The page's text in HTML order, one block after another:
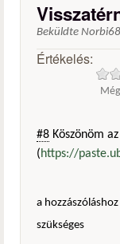
Beküldte
Értékelés:
#8 Köszönöm
(https://
a hozzászóláshoz
szükséges